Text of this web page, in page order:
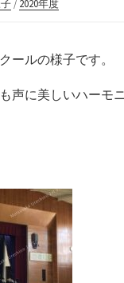
/2020年度
ールの様子です。
声に美しいハーモ